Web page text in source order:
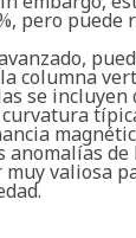
pero puede
columna
se incluyen
anomalías
valiosa